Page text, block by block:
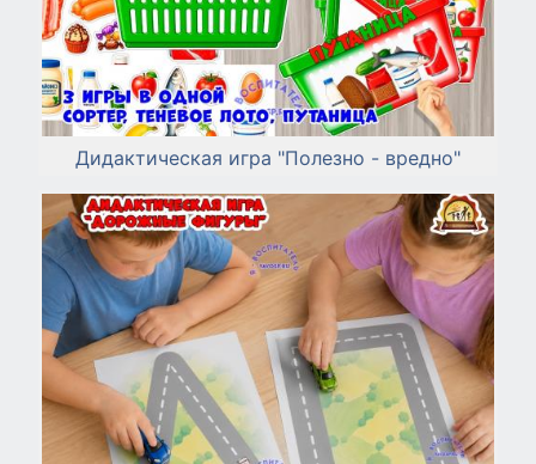
Дидактическая игра "Полезно - вредно"